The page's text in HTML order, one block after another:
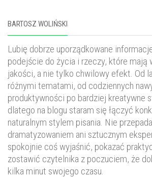
BARTOSZ WOLIŃSKI
Lubię dobrze uporządkowane
podejście do życia i rzeczy, które mają
jakości, a nie tylko chwilowy efekt. Od
różnymi tematami, od codziennych
produktywności po bardziej kreatywne
dlatego na blogu staram się łączyć
naturalnym stylem pisania. Nie
dramatyzowaniem ani sztucznym
spokojnie coś wyjaśnić, pokazać
zostawić czytelnika z poczuciem, że
kilka minut swojego czasu.